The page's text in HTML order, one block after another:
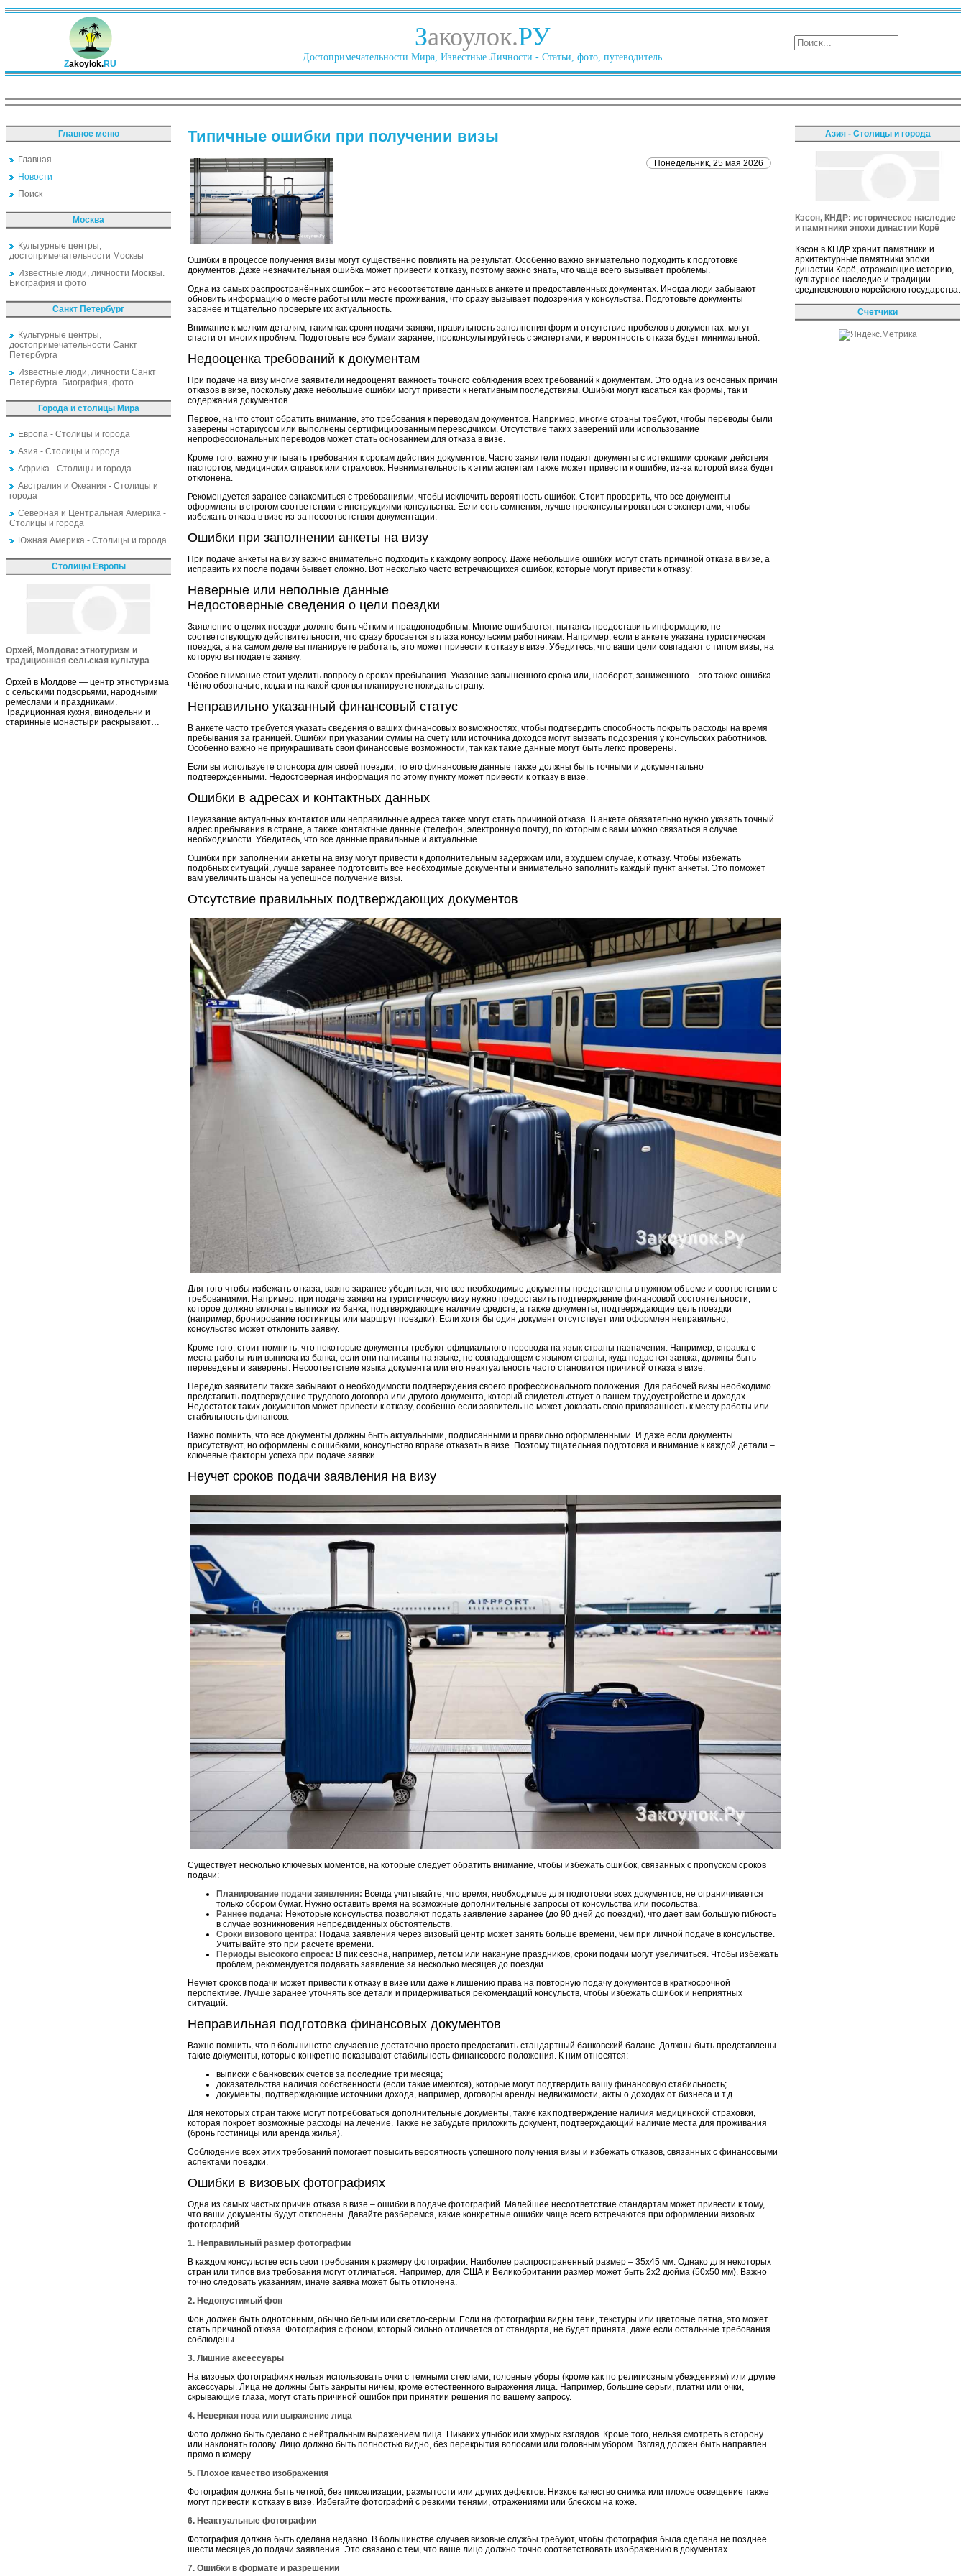
Zakoylok.RU
Закоулок.РУ
Достопримечательности Мира, Известные Личности - Статьи, фото, путеводитель
Главное меню
Главная
Новости
Поиск
Москва
Культурные центры,
достопримечательности Москвы
Известные люди, личности Москвы.
Биография и фото
Санкт Петербург
Культурные центры,
достопримечательности Санкт
Петербурга
Известные люди, личности Санкт
Петербурга. Биография, фото
Города и столицы Мира
Европа - Столицы и города
Азия - Столицы и города
Африка - Столицы и города
Австралия и Океания - Столицы и
города
Северная и Центральная Америка -
Столицы и города
Южная Америка - Столицы и города
Столицы Европы
Орхей, Молдова: этнотуризм и
традиционная сельская культура
Орхей в Молдове — центр этнотуризма
с сельскими подворьями, народными
ремёслами и праздниками.
Традиционная кухня, винодельни и
старинные монастыри раскрывают…
Типичные ошибки при получении визы
Понедельник, 25 мая 2026
Ошибки в процессе получения визы могут существенно повлиять на результат. Особенно важно внимательно подходить к подготовке
документов. Даже незначительная ошибка может привести к отказу, поэтому важно знать, что чаще всего вызывает проблемы.
Одна из самых распространённых ошибок – это несоответствие данных в анкете и предоставленных документах. Иногда люди забывают
обновить информацию о месте работы или месте проживания, что сразу вызывает подозрения у консульства. Подготовьте документы
заранее и тщательно проверьте их актуальность.
Внимание к мелким деталям, таким как сроки подачи заявки, правильность заполнения форм и отсутствие пробелов в документах, могут
спасти от многих проблем. Подготовьте все бумаги заранее, проконсультируйтесь с экспертами, и вероятность отказа будет минимальной.
Недооценка требований к документам
При подаче на визу многие заявители недооценят важность точного соблюдения всех требований к документам. Это одна из основных причин
отказов в визе, поскольку даже небольшие ошибки могут привести к негативным последствиям. Ошибки могут касаться как формы, так и
содержания документов.
Первое, на что стоит обратить внимание, это требования к переводам документов. Например, многие страны требуют, чтобы переводы были
заверены нотариусом или выполнены сертифицированным переводчиком. Отсутствие таких заверений или использование
непрофессиональных переводов может стать основанием для отказа в визе.
Кроме того, важно учитывать требования к срокам действия документов. Часто заявители подают документы с истекшими сроками действия
паспортов, медицинских справок или страховок. Невнимательность к этим аспектам также может привести к ошибке, из-за которой виза будет
отклонена.
Рекомендуется заранее ознакомиться с требованиями, чтобы исключить вероятность ошибок. Стоит проверить, что все документы
оформлены в строгом соответствии с инструкциями консульства. Если есть сомнения, лучше проконсультироваться с экспертами, чтобы
избежать отказа в визе из-за несоответствия документации.
Ошибки при заполнении анкеты на визу
При подаче анкеты на визу важно внимательно подходить к каждому вопросу. Даже небольшие ошибки могут стать причиной отказа в визе, а
исправить их после подачи бывает сложно. Вот несколько часто встречающихся ошибок, которые могут привести к отказу:
Неверные или неполные данные
Недостоверные сведения о цели поездки
Заявление о целях поездки должно быть чётким и правдоподобным. Многие ошибаются, пытаясь предоставить информацию, не
соответствующую действительности, что сразу бросается в глаза консульским работникам. Например, если в анкете указана туристическая
поездка, а на самом деле вы планируете работать, это может привести к отказу в визе. Убедитесь, что ваши цели совпадают с типом визы, на
которую вы подаете заявку.
Особое внимание стоит уделить вопросу о сроках пребывания. Указание завышенного срока или, наоборот, заниженного – это также ошибка.
Чётко обозначьте, когда и на какой срок вы планируете покидать страну.
Неправильно указанный финансовый статус
В анкете часто требуется указать сведения о ваших финансовых возможностях, чтобы подтвердить способность покрыть расходы на время
пребывания за границей. Ошибки при указании суммы на счету или источника доходов могут вызвать подозрения у консульских работников.
Особенно важно не приукрашивать свои финансовые возможности, так как такие данные могут быть легко проверены.
Если вы используете спонсора для своей поездки, то его финансовые данные также должны быть точными и документально
подтвержденными. Недостоверная информация по этому пункту может привести к отказу в визе.
Ошибки в адресах и контактных данных
Неуказание актуальных контактов или неправильные адреса также могут стать причиной отказа. В анкете обязательно нужно указать точный
адрес пребывания в стране, а также контактные данные (телефон, электронную почту), по которым с вами можно связаться в случае
необходимости. Убедитесь, что все данные правильные и актуальные.
Ошибки при заполнении анкеты на визу могут привести к дополнительным задержкам или, в худшем случае, к отказу. Чтобы избежать
подобных ситуаций, лучше заранее подготовить все необходимые документы и внимательно заполнить каждый пункт анкеты. Это поможет
вам увеличить шансы на успешное получение визы.
Отсутствие правильных подтверждающих документов
Для того чтобы избежать отказа, важно заранее убедиться, что все необходимые документы представлены в нужном объеме и соответствии с
требованиями. Например, при подаче заявки на туристическую визу нужно предоставить подтверждение финансовой состоятельности,
которое должно включать выписки из банка, подтверждающие наличие средств, а также документы, подтверждающие цель поездки
(например, бронирование гостиницы или маршрут поездки). Если хотя бы один документ отсутствует или оформлен неправильно,
консульство может отклонить заявку.
Кроме того, стоит помнить, что некоторые документы требуют официального перевода на язык страны назначения. Например, справка с
места работы или выписка из банка, если они написаны на языке, не совпадающем с языком страны, куда подается заявка, должны быть
переведены и заверены. Несоответствие языка документа или его неактуальность часто становится причиной отказа в визе.
Нередко заявители также забывают о необходимости подтверждения своего профессионального положения. Для рабочей визы необходимо
представить подтверждение трудового договора или другого документа, который свидетельствует о вашем трудоустройстве и доходах.
Недостаток таких документов может привести к отказу, особенно если заявитель не может доказать свою привязанность к месту работы или
стабильность финансов.
Важно помнить, что все документы должны быть актуальными, подписанными и правильно оформленными. И даже если документы
присутствуют, но оформлены с ошибками, консульство вправе отказать в визе. Поэтому тщательная подготовка и внимание к каждой детали –
ключевые факторы успеха при подаче заявки.
Неучет сроков подачи заявления на визу
Существует несколько ключевых моментов, на которые следует обратить внимание, чтобы избежать ошибок, связанных с пропуском сроков
подачи:
Планирование подачи заявления: Всегда учитывайте, что время, необходимое для подготовки всех документов, не ограничивается
только сбором бумаг. Нужно оставить время на возможные дополнительные запросы от консульства или посольства.
Раннее подача: Некоторые консульства позволяют подать заявление заранее (до 90 дней до поездки), что дает вам большую гибкость
в случае возникновения непредвиденных обстоятельств.
Сроки визового центра: Подача заявления через визовый центр может занять больше времени, чем при личной подаче в консульстве.
Учитывайте это при расчете времени.
Периоды высокого спроса: В пик сезона, например, летом или накануне праздников, сроки подачи могут увеличиться. Чтобы избежать
проблем, рекомендуется подавать заявление за несколько месяцев до поездки.
Неучет сроков подачи может привести к отказу в визе или даже к лишению права на повторную подачу документов в краткосрочной
перспективе. Лучше заранее уточнять все детали и придерживаться рекомендаций консульств, чтобы избежать ошибок и неприятных
ситуаций.
Неправильная подготовка финансовых документов
Важно помнить, что в большинстве случаев не достаточно просто предоставить стандартный банковский баланс. Должны быть представлены
такие документы, которые конкретно показывают стабильность финансового положения. К ним относятся:
выписки с банковских счетов за последние три месяца;
доказательства наличия собственности (если такие имеются), которые могут подтвердить вашу финансовую стабильность;
документы, подтверждающие источники дохода, например, договоры аренды недвижимости, акты о доходах от бизнеса и т.д.
Для некоторых стран также могут потребоваться дополнительные документы, такие как подтверждение наличия медицинской страховки,
которая покроет возможные расходы на лечение. Также не забудьте приложить документ, подтверждающий наличие места для проживания
(бронь гостиницы или аренда жилья).
Соблюдение всех этих требований помогает повысить вероятность успешного получения визы и избежать отказов, связанных с финансовыми
аспектами поездки.
Ошибки в визовых фотографиях
Одна из самых частых причин отказа в визе – ошибки в подаче фотографий. Малейшее несоответствие стандартам может привести к тому,
что ваши документы будут отклонены. Давайте разберемся, какие конкретные ошибки чаще всего встречаются при оформлении визовых
фотографий.
1. Неправильный размер фотографии
В каждом консульстве есть свои требования к размеру фотографии. Наиболее распространенный размер – 35x45 мм. Однако для некоторых
стран или типов виз требования могут отличаться. Например, для США и Великобритании размер может быть 2x2 дюйма (50x50 мм). Важно
точно следовать указаниям, иначе заявка может быть отклонена.
2. Недопустимый фон
Фон должен быть однотонным, обычно белым или светло-серым. Если на фотографии видны тени, текстуры или цветовые пятна, это может
стать причиной отказа. Фотография с фоном, который сильно отличается от стандарта, не будет принята, даже если остальные требования
соблюдены.
3. Лишние аксессуары
На визовых фотографиях нельзя использовать очки с темными стеклами, головные уборы (кроме как по религиозным убеждениям) или другие
аксессуары. Лица не должны быть закрыты ничем, кроме естественного выражения лица. Например, большие серьги, платки или очки,
скрывающие глаза, могут стать причиной ошибок при принятии решения по вашему запросу.
4. Неверная поза или выражение лица
Фото должно быть сделано с нейтральным выражением лица. Никаких улыбок или хмурых взглядов. Кроме того, нельзя смотреть в сторону
или наклонять голову. Лицо должно быть полностью видно, без перекрытия волосами или головным убором. Взгляд должен быть направлен
прямо в камеру.
5. Плохое качество изображения
Фотография должна быть четкой, без пикселизации, размытости или других дефектов. Низкое качество снимка или плохое освещение также
могут привести к отказу в визе. Избегайте фотографий с резкими тенями, отражениями или блеском на коже.
6. Неактуальные фотографии
Фотография должна быть сделана недавно. В большинстве случаев визовые службы требуют, чтобы фотография была сделана не позднее
шести месяцев до подачи заявления. Это связано с тем, что ваше лицо должно точно соответствовать изображению в документах.
7. Ошибки в формате и разрешении
Азия - Столицы и города
Кэсон, КНДР: историческое наследие
и памятники эпохи династии Корё
Кэсон в КНДР хранит памятники и
архитектурные памятники эпохи
династии Корё, отражающие историю,
культурное наследие и традиции
средневекового корейского государства.
Счетчики